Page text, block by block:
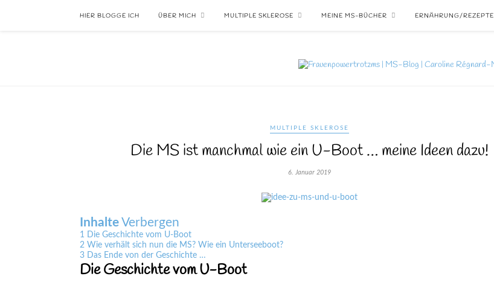
HIER BLOGGE ICH ÜBER MICH MULTIPLE SKLEROSE MEINE MS-BÜCHER ERNÄHRUNG/REZEPTE
MULTIPLE SKLEROSE
Die MS ist manchmal wie ein U-Boot … meine Ideen dazu!
6. Januar 2019
InhalteVerbergen
1 Die Geschichte vom U-Boot
2 Wie verhält sich nun die MS? Wie ein Unterseeboot?
3 Das Ende von der Geschichte …
Die Geschichte vom U-Boot